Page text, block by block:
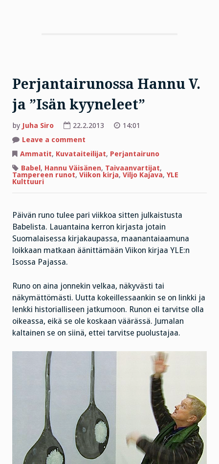
Perjantairunossa Hannu V.
ja ”Isän kyyneleet”
by Juha Siro 22.2.2013
14:01
Leave a comment
Hannu
ja
”Isän
kyyneleet”
Ammatit, Kuvataiteilijat, Perjantairuno
Babel, Hannu Väisänen, Taivaanvartijat,
Tampereen runot, Viikon kirja, Viljo Kajava, YLE
Kulttuuri
Päivän runo tulee pari viikkoa sitten julkaistusta
Babelista. Lauantaina kerron kirjasta jotain
Suomalaisessa kirjakaupassa, maanantaiaamuna
loikkaan matkaan äänittämään Viikon kirjaa YLE:n
Isossa Pajassa.
Runo on aina jonnekin velkaa, näkyvästi tai
näkymättömästi. Uutta kokeillessaankin se on linkki ja
lenkki historialliseen jatkumoon. Runon ei tarvitse olla
oikeassa, eikä se ole koskaan väärässä. Jumalan
kaltainen se on siinä, ettei tarvitse puolustajaa.